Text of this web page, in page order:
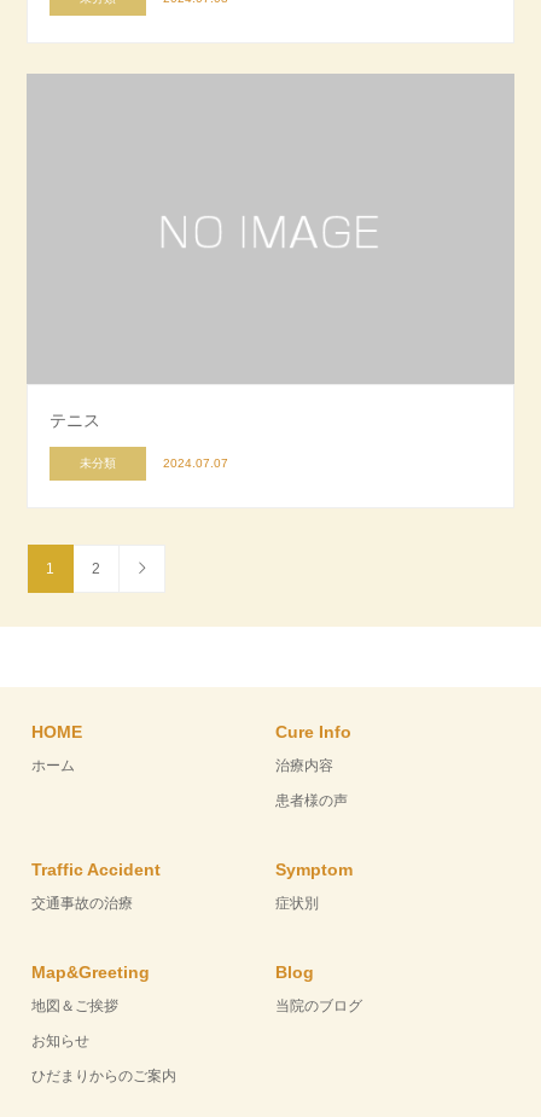
テニス
未分類 2024.07.07
1 2
HOME
ホーム
Cure Info
治療内容
患者様の声
Traffic Accident
交通事故の治療
Symptom
症状別
Map&Greeting
地図＆ご挨拶
お知らせ
ひだまりからのご案内
Blog
当院のブログ